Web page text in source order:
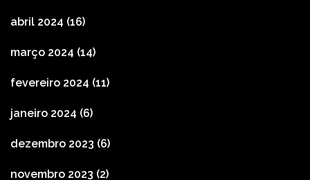
abril 2024 (16)
março 2024 (14)
fevereiro 2024 (11)
janeiro 2024 (6)
dezembro 2023 (6)
novembro 2023 (2)